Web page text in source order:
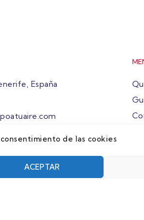
de las cookies
ACEPTAR
España